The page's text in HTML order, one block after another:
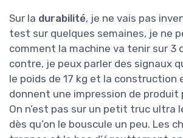
Sur la durabilité, je ne vais pas
test sur quelques semaines, je ne
comment la machine va tenir sur 3
contre, je peux parler des signaux
le poids de 17 kg et la construction
donnent une impression de
On n’est pas sur un petit truc ultra
dès qu’on le bouscule un peu. Les